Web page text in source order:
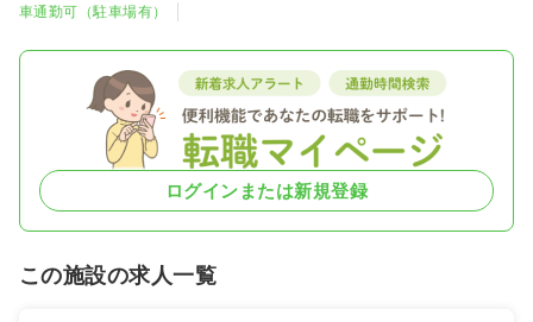
車通勤可（駐車場有）
ログインまたは新規登録
この施設の求人一覧